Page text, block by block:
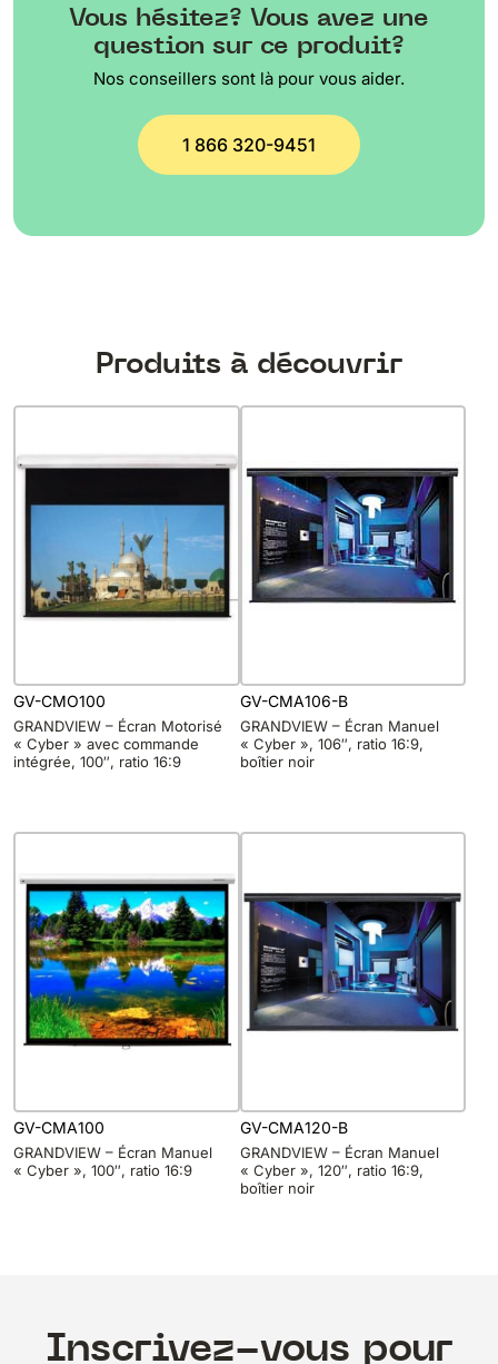
Vous hésitez? Vous avez une
question sur ce produit?
Nos conseillers sont là pour vous aider.
1 866 320-9451
Produits à découvrir
GV-CMO100
GRANDVIEW – Écran Motorisé
« Cyber » avec commande
intégrée, 100″, ratio 16:9
GV-CMA106-B
GRANDVIEW – Écran Manuel
« Cyber », 106″, ratio 16:9,
boîtier noir
GV-CMA100
GRANDVIEW – Écran Manuel
« Cyber », 100″, ratio 16:9
GV-CMA120-B
GRANDVIEW – Écran Manuel
« Cyber », 120″, ratio 16:9,
boîtier noir
Inscrivez-vous pour